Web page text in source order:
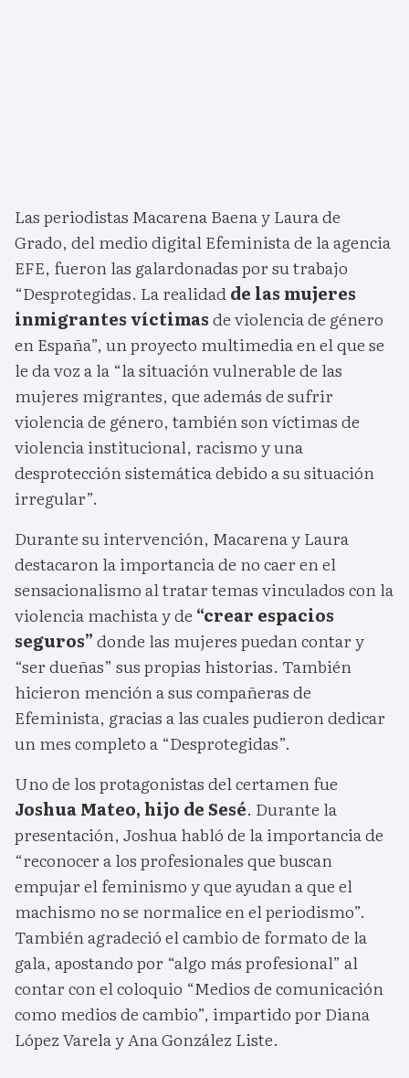
Las periodistas Macarena Baena y Laura de
Grado, del medio digital Efeminista de la agencia
EFE, fueron las galardonadas por su trabajo
“Desprotegidas. La realidadde las mujeres
inmigrantes víctimasde violencia de género
en España”, un proyecto multimedia en el que se
le da voz a la “la situación vulnerable de las
mujeres migrantes, que además de sufrir
violencia de género, también son víctimas de
violencia institucional, racismo y una
desprotección sistemática debido a su situación
irregular”.
Durante su intervención, Macarena y Laura
destacaron la importancia de no caer en el
sensacionalismo al tratar temas vinculados con la
violencia machista y de “crear espacios
seguros”donde las mujeres puedan contar y
“ser dueñas” sus propias historias. También
hicieron mención a sus compañeras de
Efeminista, gracias a las cuales pudieron dedicar
un mes completo a “Desprotegidas”.
Uno de los protagonistas del certamen fue
Joshua Mateo, hijo de Sesé. Durante la
presentación, Joshua habló de la importancia de
“reconocer a los profesionales que buscan
empujar el feminismo y que ayudan a que el
machismo no se normalice en el periodismo”.
También agradeció el cambio de formato de la
gala, apostando por “algo más profesional” al
contar con el coloquio “Medios de comunicación
como medios de cambio”, impartido por Diana
López Varela y Ana González Liste.